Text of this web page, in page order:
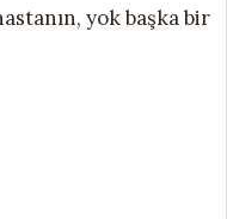
yok başka bir